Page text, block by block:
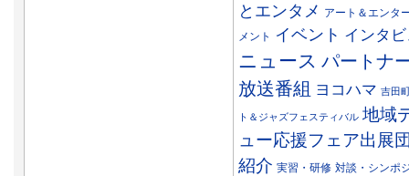
とエンタメ アート＆エンタ
メント
イベント インタ
ニュース パートナ
放送番組 ヨコハマ 吉田
ト＆ジャズフェスティバル 地域
ュー応援フェア出展
紹介 実習・研修 対談・シンポ